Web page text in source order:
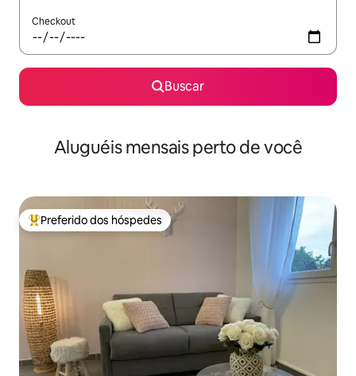
Checkout
Buscar
Aluguéis mensais perto de você
Entre os melhores preferidos dos hóspedes
Preferido dos hóspedes